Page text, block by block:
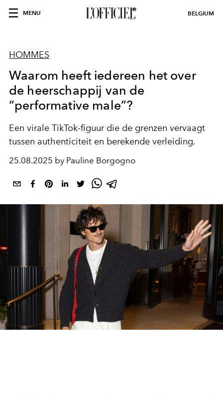
MENU BELGIUM
HOMMES
Waarom heeft iedereen het over
de heerschappij van de
“performative male”?
Een virale TikTok-figuur die de grenzen vervaagt
tussen authenticiteit en berekende verleiding.
25.08.2025 by Pauline Borgogno